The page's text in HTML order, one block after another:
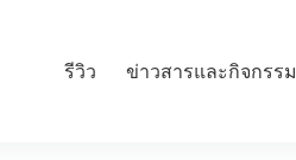
รีวิว ข่าวสารและกิจกรรม